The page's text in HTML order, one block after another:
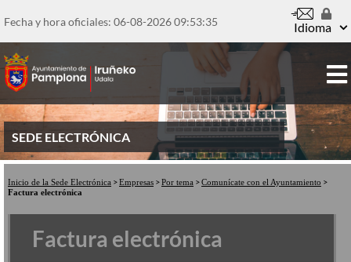
al
principal
Fecha y hora oficiales: 06-08-202609:53:36 Idioma
SEDE ELECTRÓNICA
Inicio de la Sede Electrónica Empresas Por tema
Comunícate con el Ayuntamiento
Factura electrónica
Factura electrónica